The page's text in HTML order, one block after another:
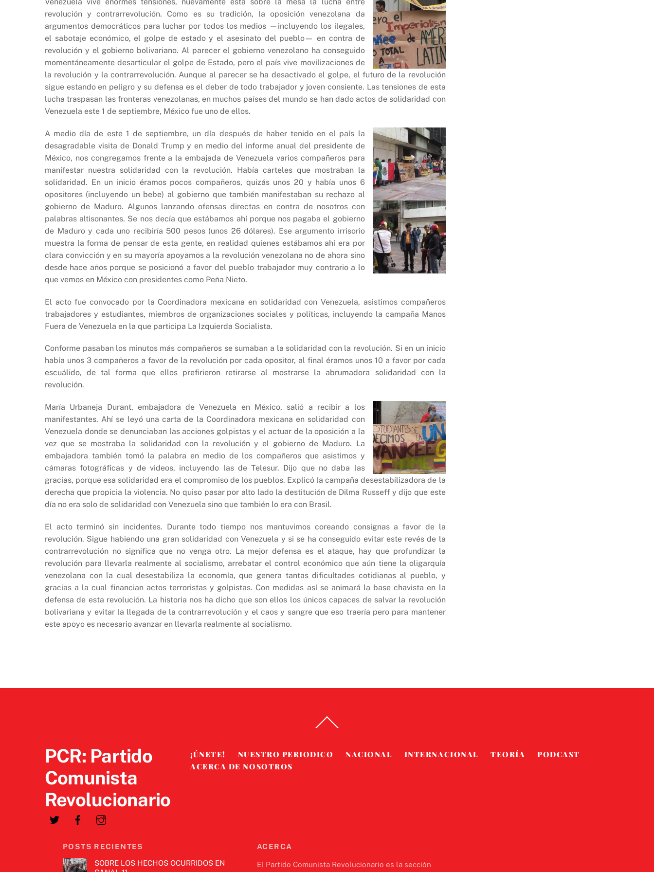
b
o
o
k
A
p
p
Li
n
k
revolución y contrarrevolución. Como es su tradición, la oposición venezolana da
argumentos democráticos para luchar por todos los medios —incluyendo los ilegales,
el sabotaje económico, el golpe de estado y el asesinato del pueblo— en contra de
revolución y el gobierno bolivariano. Al parecer el gobierno venezolano ha conseguido
momentáneamente desarticular el golpe de Estado, pero el país vive movilizaciones de
la revolución y la contrarrevolución. Aunque al parecer se ha desactivado el golpe, el futuro de la revolución
sigue estando en peligro y su defensa es el deber de todo trabajador y joven consiente. Las tensiones de esta
lucha traspasan las fronteras venezolanas, en muchos países del mundo se han dado actos de solidaridad con
Venezuela este 1 de septiembre, México fue uno de ellos.
A medio día de este 1 de septiembre, un día después de haber tenido en el país la
desagradable visita de Donald Trump y en medio del informe anual del presidente de
México, nos congregamos frente a la embajada de Venezuela varios compañeros para
manifestar nuestra solidaridad con la revolución. Había carteles que mostraban la
solidaridad. En un inicio éramos pocos compañeros, quizás unos 20 y había unos 6
opositores (incluyendo un bebe) al gobierno que también manifestaban su rechazo al
gobierno de Maduro. Algunos lanzando ofensas directas en contra de nosotros con
palabras altisonantes. Se nos decía que estábamos ahí porque nos pagaba el gobierno
de Maduro y cada uno recibiría 500 pesos (unos 26 dólares). Ese argumento irrisorio
muestra la forma de pensar de esta gente, en realidad quienes estábamos ahí era por
clara convicción y en su mayoría apoyamos a la revolución venezolana no de ahora sino
desde hace años porque se posicionó a favor del pueblo trabajador muy contrario a lo
que vemos en México con presidentes como Peña Nieto.
El acto fue convocado por la Coordinadora mexicana en solidaridad con Venezuela, asistimos compañeros
trabajadores y estudiantes, miembros de organizaciones sociales y políticas, incluyendo la campaña Manos
Fuera de Venezuela en la que participa La Izquierda Socialista.
Conforme pasaban los minutos más compañeros se sumaban a la solidaridad con la revolución. Si en un inicio
había unos 3 compañeros a favor de la revolución por cada opositor, al final éramos unos 10 a favor por cada
escuálido, de tal forma que ellos prefirieron retirarse al mostrarse la abrumadora solidaridad con la
revolución.
María Urbaneja Durant, embajadora de Venezuela en México, salió a recibir a los
manifestantes. Ahí se leyó una carta de la Coordinadora mexicana en solidaridad con
Venezuela donde se denunciaban las acciones golpistas y el actuar de la oposición a la
vez que se mostraba la solidaridad con la revolución y el gobierno de Maduro. La
embajadora también tomó la palabra en medio de los compañeros que asistimos y
cámaras fotográficas y de videos, incluyendo las de Telesur. Dijo que no daba las
gracias, porque esa solidaridad era el compromiso de los pueblos. Explicó la campaña desestabilizadora de la
derecha que propicia la violencia. No quiso pasar por alto lado la destitución de Dilma Russeff y dijo que este
día no era solo de solidaridad con Venezuela sino que también lo era con Brasil.
El acto terminó sin incidentes. Durante todo tiempo nos mantuvimos coreando consignas a favor de la
revolución. Sigue habiendo una gran solidaridad con Venezuela y si se ha conseguido evitar este revés de la
contrarrevolución no significa que no venga otro. La mejor defensa es el ataque, hay que profundizar la
revolución para llevarla realmente al socialismo, arrebatar el control económico que aún tiene la oligarquía
venezolana con la cual desestabiliza la economía, que genera tantas dificultades cotidianas al pueblo, y
gracias a la cual financian actos terroristas y golpistas. Con medidas así se animará la base chavista en la
defensa de esta revolución. La historia nos ha dicho que son ellos los únicos capaces de salvar la revolución
bolivariana y evitar la llegada de la contrarrevolución y el caos y sangre que eso traería pero para mantener
este apoyo es necesario avanzar en llevarla realmente al socialismo.
To
PCR: Partido
Comunista
Revolucionario
¡ÚNETE! NUESTRO PERIODICO NACIONAL INTERNACIONAL TEORÍA
PODCAST
ACERCA DE NOSOTROS
POSTS RECIENTES
SOBRE LOS HECHOS OCURRIDOS EN
ACERCA
El Partido Comunista Revolucionario es la sección